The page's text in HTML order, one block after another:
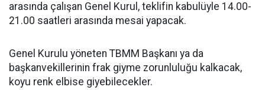
arasında çalışan Genel Kurul, teklifin kabulüyle 14.00-
21.00 saatleri arasında mesai yapacak.
Genel Kurulu yöneten TBMM Başkanı ya da
başkanvekillerinin frak giyme zorunluluğu kalkacak,
koyu renk elbise giyebilecekler.